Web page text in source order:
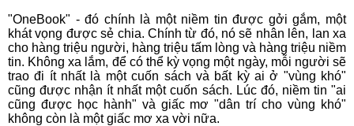
"OneBook" - đó chính là một niềm tin được gởi gắm, một
khát vọng được sẻ chia. Chính từ đó, nó sẽ nhân lên, lan xa
cho hàng triệu người, hàng triệu tấm lòng và hàng triệu niềm
tin. Không xa lắm, để có thể kỳ vọng một ngày, mỗi người sẽ
trao đi ít nhất là một cuốn sách và bất kỳ ai ở "vùng khó"
cũng được nhận ít nhất một cuốn sách. Lúc đó, niềm tin "ai
cũng được học hành" và giấc mơ "dân trí cho vùng khó"
không còn là một giấc mơ xa vời nữa.